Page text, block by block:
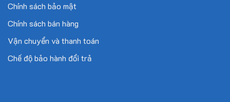
Chính sách bảo mật
Chính sách bán hàng
Vận chuyển và thanh toán
Chế độ bảo hành đổi trả